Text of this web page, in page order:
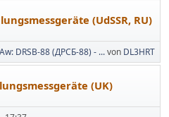
(UdSSR, RU)
Aw: DRSB-88 (ДРСБ-88) - ...von DL3HRT
(UK)